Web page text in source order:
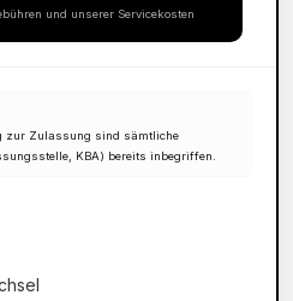
und unserer Servicekosten
zur Zulassung sind sämtliche
KBA) bereits inbegriffen.